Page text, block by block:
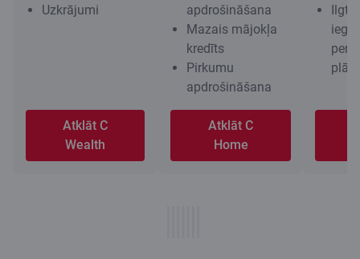
Uzkrājumi
Atklāt C
Wealth
apdrošināšana
Mazais mājokļa
kredīts
Pirkumu
apdrošināšana
Atklāt C
Home